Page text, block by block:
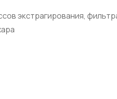
экстрагирования,